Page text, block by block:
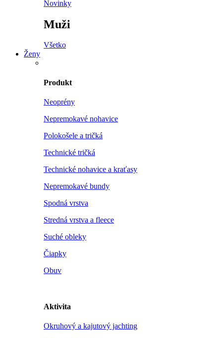
Novinky
Muži
Všetko
Ženy
Produkt
Neoprény
Nepremokavé nohavice
Polokošele a tričká
Technické tričká
Technické nohavice a kraťasy
Nepremokavé bundy
Spodná vrstva
Stredná vrstva a fleece
Suché obleky
Čiapky
Obuv
Aktivita
Okruhový a kajutový jachting